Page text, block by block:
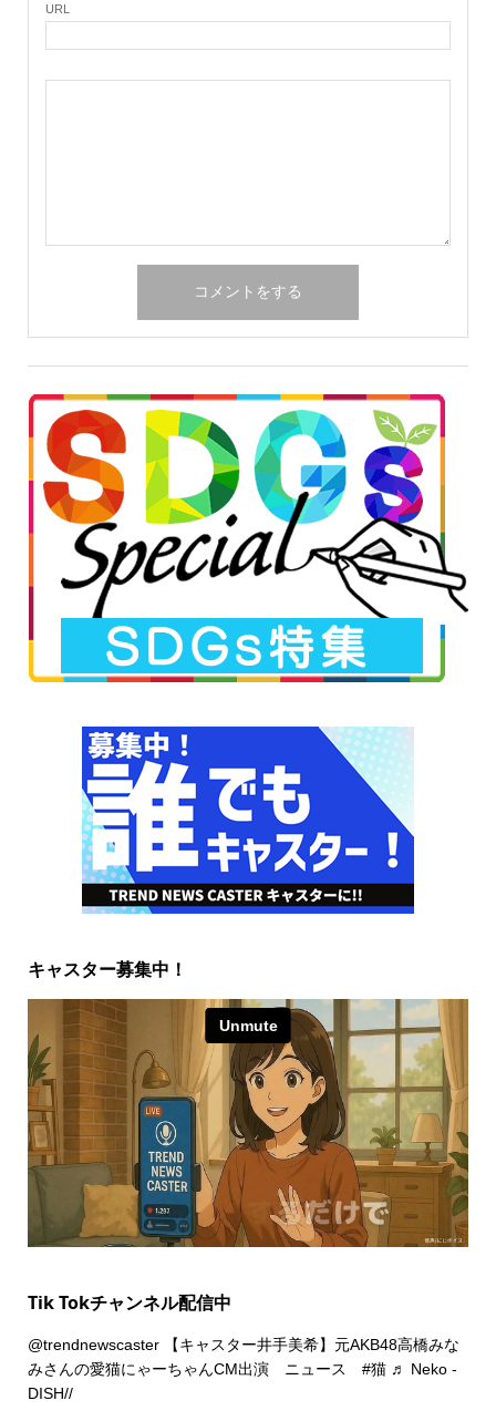
URL
キャスター募集中！
Tik Tokチャンネル配信中
@trendnewscaster【キャスター井手美希】元AKB48高橋みな
みさんの愛猫にゃーちゃんCM出演 ニュース #猫 ♬ Neko -
DISH//